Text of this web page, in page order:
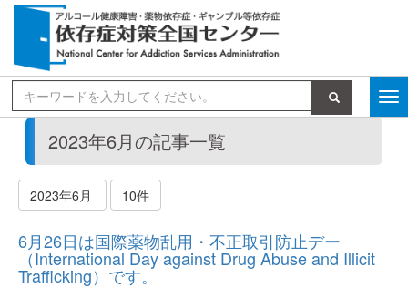
検索
2023年6月の記事一覧
2023年6月 10件
6月26日は国際薬物乱用・不正取引防止デー
（International Day against Drug Abuse and Illicit
Trafficking）です。